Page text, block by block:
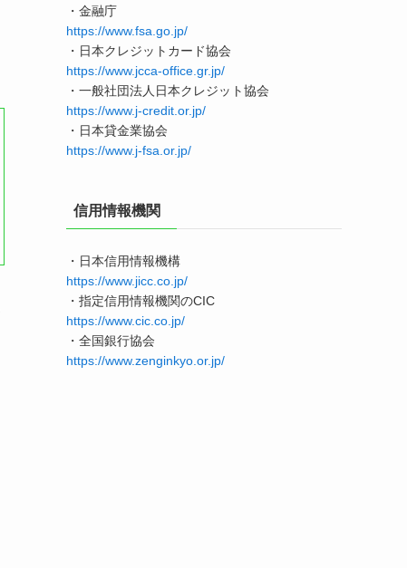
・金融庁
https://www.fsa.go.jp/
・日本クレジットカード協会
https://www.jcca-office.gr.jp/
・一般社団法人日本クレジット協会
https://www.j-credit.or.jp/
・日本貸金業協会
https://www.j-fsa.or.jp/
信用情報機関
・日本信用情報機構
https://www.jicc.co.jp/
・指定信用情報機関のCIC
https://www.cic.co.jp/
・全国銀行協会
https://www.zenginkyo.or.jp/